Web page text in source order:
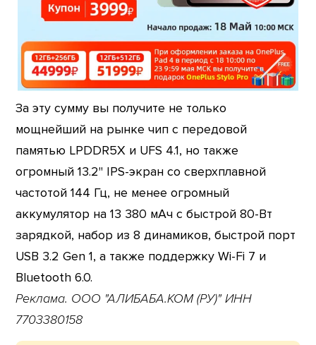
За эту сумму вы получите не только
мощнейший на рынке чип с передовой
памятью LPDDR5X и UFS 4.1, но также
огромный 13.2" IPS-экран со сверхплавной
частотой 144 Гц, не менее огромный
аккумулятор на 13 380 мАч с быстрой 80-Вт
зарядкой, набор из 8 динамиков, быстрой порт
USB 3.2 Gen 1, а также поддержку Wi-Fi 7 и
Bluetooth 6.0.
Реклама. ООО "АЛИБАБА.КОМ (РУ)" ИНН
7703380158